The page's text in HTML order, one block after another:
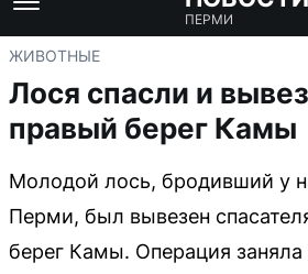
ПЕРМИ
ЖИВОТНЫЕ
Лося спасли и
правый берег Камы
Молодой лось, бродивший у
Перми, был вывезен
берег Камы. Операция